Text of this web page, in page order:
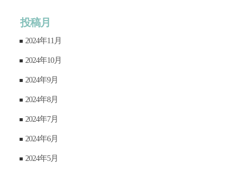
投稿月
2024年11月
2024年10月
2024年9月
2024年8月
2024年7月
2024年6月
2024年5月